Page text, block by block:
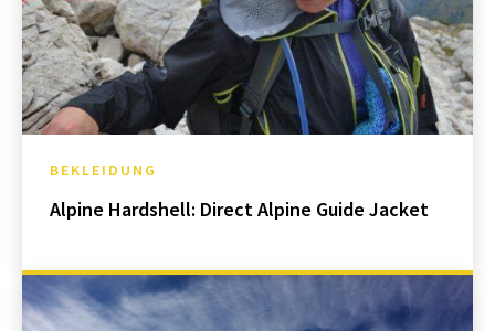
BEKLEIDUNG
Alpine Hardshell: Direct Alpine Guide Jacket